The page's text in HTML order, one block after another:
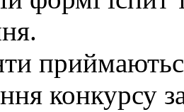
конкурсу